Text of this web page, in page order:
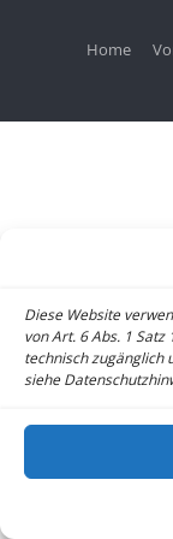
Diese Website
von Art. 6 Abs. 1 Satz
technisch zugänglich
siehe
Home